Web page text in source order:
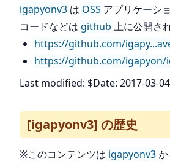
igapyonv3 は OSS アプリケーシ
コードなどは github 上に公開さ
https://github.com/
https://github.com/igapyon/
Last modified: $Date: 2017-03-
[igapyonv3] の歴史
※このコンテンツは igapyonv3